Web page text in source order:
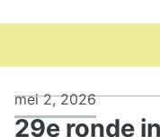
mei 2, 2026
29e ronde